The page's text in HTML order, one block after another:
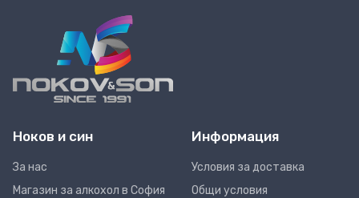
Ноков и син
За нас
Магазин за алкохол в София
Информация
Условия за доставка
Общи условия